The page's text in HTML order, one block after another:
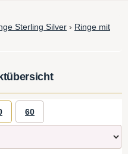
Sterling Silver › Ringe mit
60